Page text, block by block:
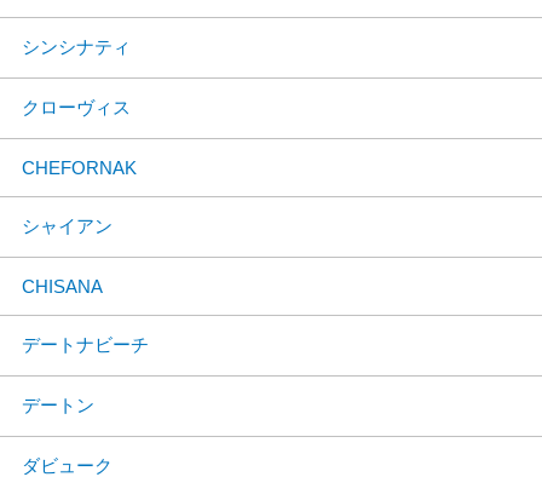
シンシナティ
クローヴィス
CHEFORNAK
シャイアン
CHISANA
デートナビーチ
デートン
ダビューク